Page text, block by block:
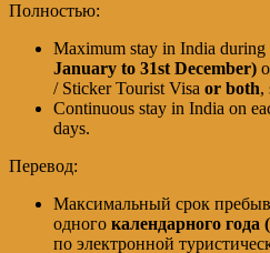
Полностью:
Maximum stay in India during
January to 31st December)
/ Sticker Tourist Visa or both,
Continuous stay in India on
days.
Перевод:
Максимальный срок
одного календарного года
по электронной